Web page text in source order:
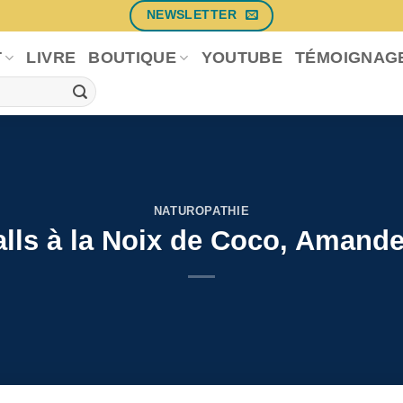
NEWSLETTER
LIVRE BOUTIQUE YOUTUBE
NATUROPATHIE
à la Noix de Coco,